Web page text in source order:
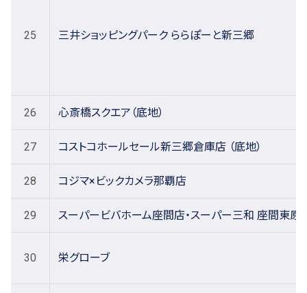
25 三井ショッピングパーク ららぽーと新三郷
26 心斎橋スクエア（底地）
27 コストコホールセール新三郷倉庫店 （底地）
28 コジマ×ビックカメラ那覇店
29 スーパービバホーム座間店・スーパー三和 座間東原
30 栄グローブ